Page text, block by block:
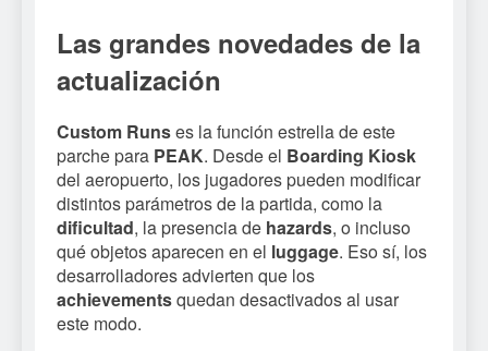
Las grandes novedades de la
actualización
Custom Runses la función estrella de este
parche para PEAK. Desde el Boarding Kiosk
del aeropuerto, los jugadores pueden modificar
distintos parámetros de la partida, como la
dificultad, la presencia de hazards, o incluso
qué objetos aparecen en el luggage. Eso sí, los
desarrolladores advierten que los
achievementsquedan desactivados al usar
este modo.